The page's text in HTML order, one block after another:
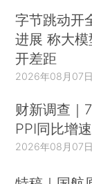
字节跳动开
进展 称大
开差距
2026年08月07日
财新调查｜
PPI同比增
2026年08月07日